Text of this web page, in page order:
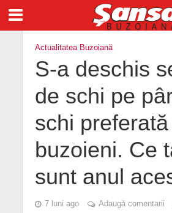
Actualitatea Buzoiană
S-a deschis
de schi pe
schi
buzoieni. Ce
sunt anul
7 luni ago Adaugă comentarii